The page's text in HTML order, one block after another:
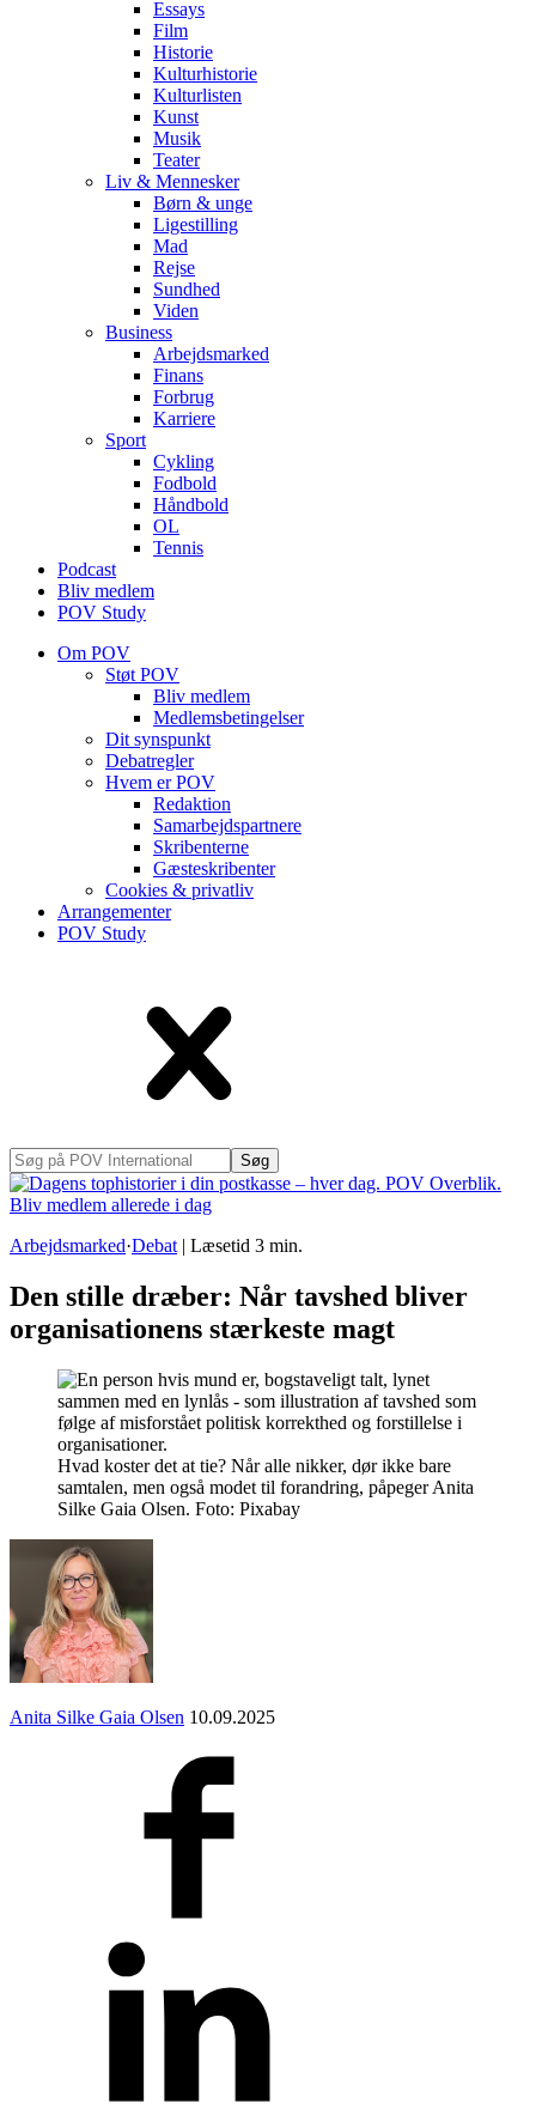
Essays
Film
Historie
Kulturhistorie
Kulturlisten
Kunst
Musik
Teater
Liv & Mennesker
Børn & unge
Ligestilling
Mad
Rejse
Sundhed
Viden
Business
Arbejdsmarked
Finans
Forbrug
Karriere
Sport
Cykling
Fodbold
Håndbold
OL
Tennis
Podcast
Bliv medlem
POV Study
Om POV
Støt POV
Bliv medlem
Medlems­betingelser
Dit synspunkt
Debatregler
Hvem er POV
Redaktion
Samarbejdspartnere
Skribenterne
Gæsteskribenter
Cookies & privatliv
Arrangementer
POV Study
Søg
på
POV
Arbejdsmarked·Debat Læsetid 3 min.
Den stille dræber: Når tavshed bliver
organisationens stærkeste magt
Hvad koster det at tie? Når alle nikker, dør ikke bare
samtalen, men også modet til forandring, påpeger Anita
Silke Gaia Olsen. Foto: Pixabay
Anita Silke Gaia Olsen 10.09.2025